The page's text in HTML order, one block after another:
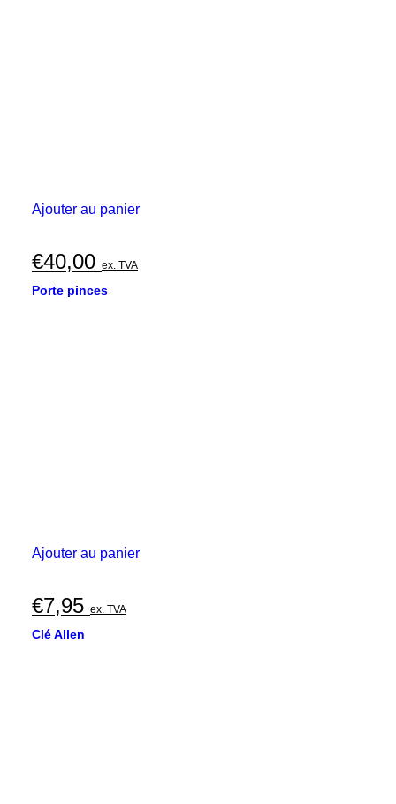
Ajouter au panier
€40,00 ex. TVA
Porte pinces
Ajouter au panier
€7,95 ex. TVA
Clé Allen